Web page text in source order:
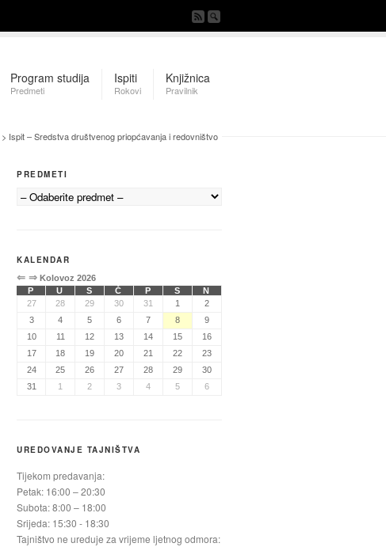
Program studija
Predmeti
Ispiti
Rokovi
Knjižnica
Pravilnik
> Ispit – Sredstva društvenog priopćavanja i redovništvo
PREDMETI
KALENDAR
⇐ ⇒ Kolovoz 2026
P
U S Č P S
N
27
28 29 30 31 1
2
3
4 5 6 7 8
9
10
11 12 13 14 15
16
17
18 19 20 21 22
23
24
25 26 27 28 29
30
31
1 2 3 4 5 6
UREDOVANJE TAJNIŠTVA
Tijekom predavanja:
Petak: 16:00 – 20:30
Subota: 8:00 – 18:00
Srijeda: 15:30 - 18:30
Tajništvo ne ureduje za vrijeme ljetnog odmora: